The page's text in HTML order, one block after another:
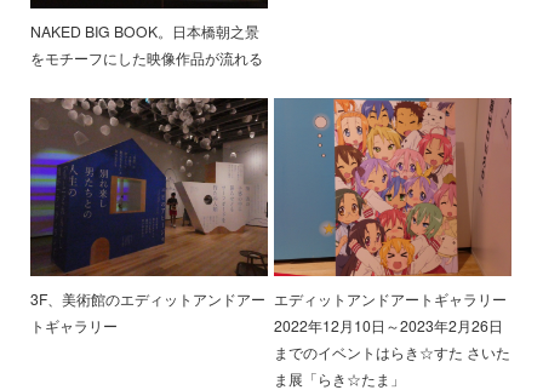
NAKED BIG BOOK。日本橋朝之景
をモチーフにした映像作品が流れる
3F、美術館のエディットアンドアー
トギャラリー
エディットアンドアートギャラリー
2022年12月10日～2023年2月26日
までのイベントはらき☆すた さいた
ま展「らき☆たま」